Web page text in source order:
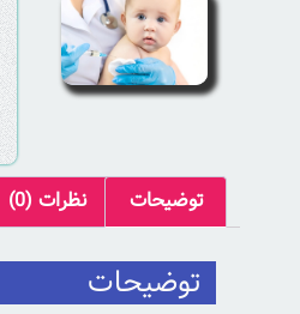
توضیحات
نظرات (0)
توضیحات